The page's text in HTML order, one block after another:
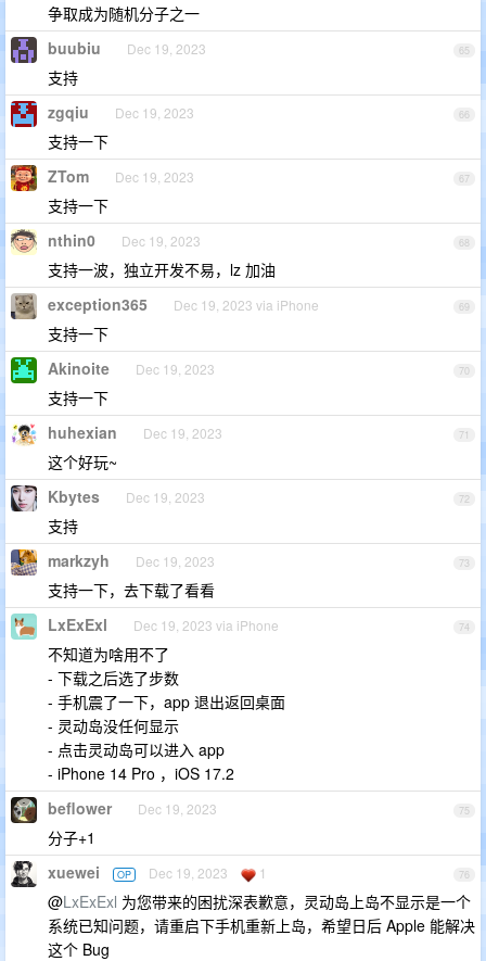
争取成为随机分子之一
65
buubiu Dec 19, 2023
支持
66
zgqiu Dec 19, 2023
支持一下
67
ZTom Dec 19, 2023
支持一下
68
nthin0 Dec 19, 2023
支持一波，独立开发不易，lz 加油
69
exception365 Dec 19, 2023 via iPhone
支持一下
70
Akinoite Dec 19, 2023
支持一下
71
huhexian Dec 19, 2023
这个好玩~
72
Kbytes Dec 19, 2023
支持
73
markzyh Dec 19, 2023
支持一下，去下载了看看
74
LxExExl Dec 19, 2023 via iPhone
不知道为啥用不了
- 下载之后选了步数
- 手机震了一下，app 退出返回桌面
- 灵动岛没任何显示
- 点击灵动岛可以进入 app
- iPhone 14 Pro ，iOS 17.2
75
beflower Dec 19, 2023
分子+1
76
xuewei OP Dec 19, 2023 1
@LxExExl 为您带来的困扰深表歉意，灵动岛上岛不显示是一个
系统已知问题，请重启下手机重新上岛，希望日后 Apple 能解决
这个 Bug